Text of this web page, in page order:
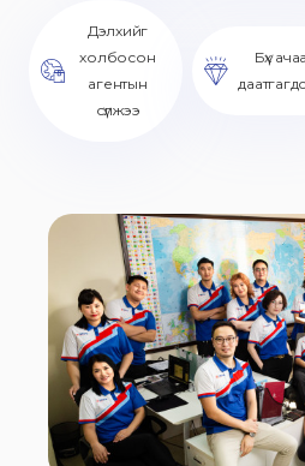
Дэлхийг
холбосон
агентын
сүлжээ
Бүх ачаа